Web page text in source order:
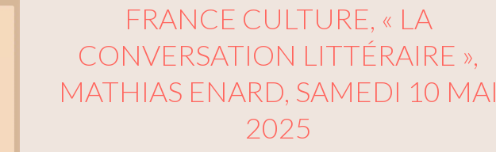
FRANCE CULTURE, « LA
CONVERSATION LITTÉRAIRE »,
MATHIAS ENARD, SAMEDI 10 MAI
2025